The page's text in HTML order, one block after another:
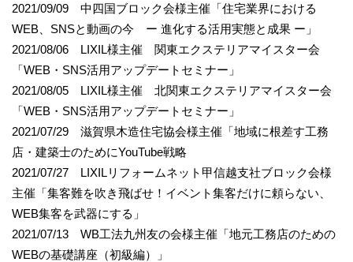
2021/09/09 中四国ブロック会様主催「住宅業界における
WEB、SNSと動画の今 ー 進化する活用実態と成果 ー」
2021/08/06 LIXIL様主催 関東エクステリアマイスター会
「WEB・SNS活用アップデートセミナー」
2021/08/05 LIXIL様主催 北関東エクステリアマイスター会
「WEB・SNS活用アップデートセミナー」
2021/07/29 滋賀県木造住宅協会様主催「地域に根差す工務
店・建築士のためにYouTube戦略
2021/07/27 LIXILリフォームネット甲信越支社ブロック会様
主催「集客難を吹き飛ばせ！イベント集客だけに頼らない、
WEB集客を武器にする」
2021/07/13 WB工法九州友の会様主催「地元工務店のための
WEBの基礎講座（初級編）」